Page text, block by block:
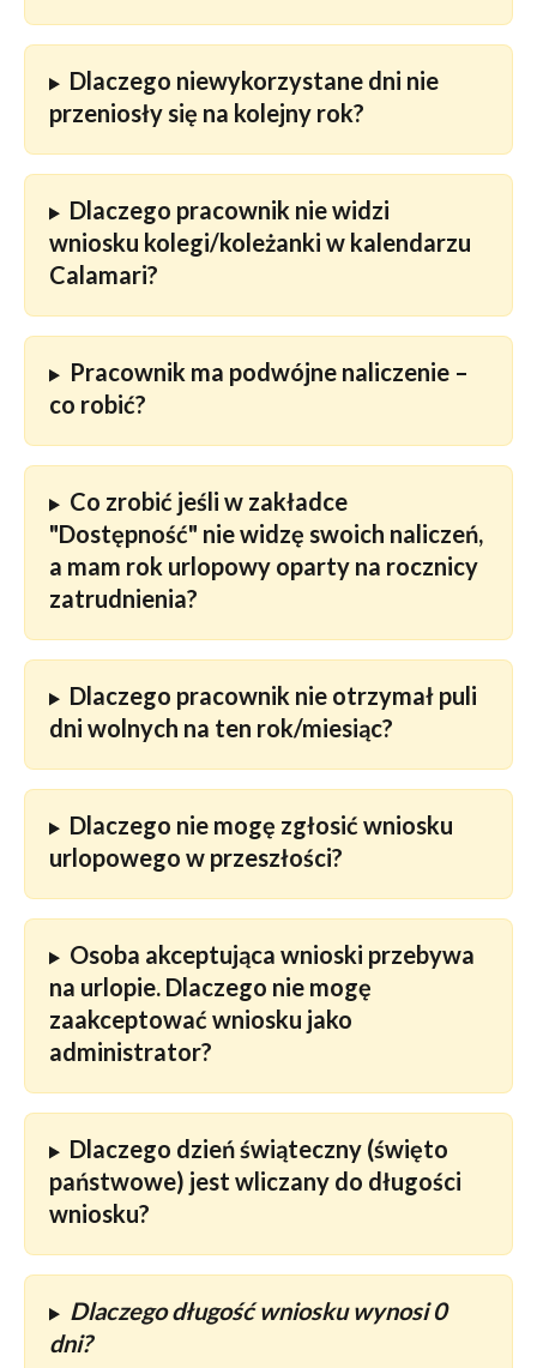
Dlaczego niewykorzystane dni nie
przeniosły się na kolejny rok?
Dlaczego pracownik nie widzi
wniosku kolegi/koleżanki w kalendarzu
Calamari?
Pracownik ma podwójne naliczenie –
co robić?
Co zrobić jeśli w zakładce
"Dostępność" nie widzę swoich naliczeń,
a mam rok urlopowy oparty na rocznicy
zatrudnienia?
Dlaczego pracownik nie otrzymał puli
dni wolnych na ten rok/miesiąc?
Dlaczego nie mogę zgłosić wniosku
urlopowego w przeszłości?
Osoba akceptująca wnioski przebywa
na urlopie. Dlaczego nie mogę
zaakceptować wniosku jako
administrator?
Dlaczego dzień świąteczny (święto
państwowe) jest wliczany do długości
wniosku?
Dlaczego długość wniosku wynosi 0
dni?